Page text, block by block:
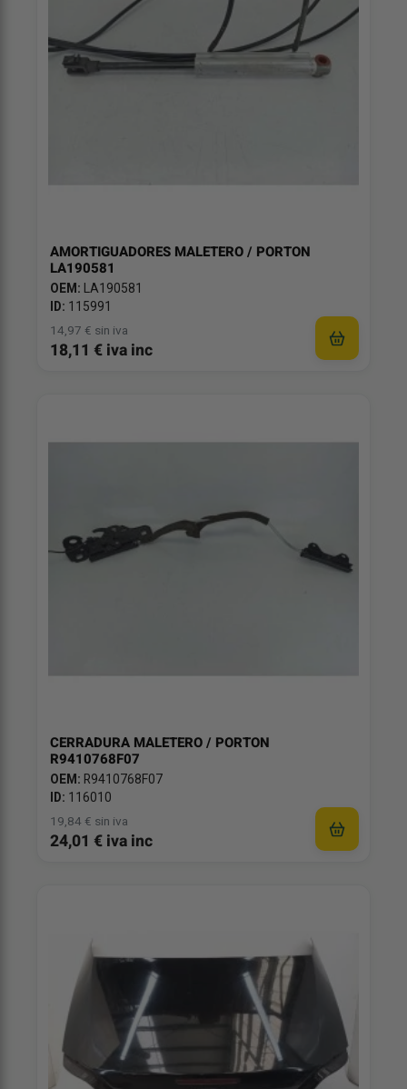
AMORTIGUADORES MALETERO / PORTON
LA190581
OEM: LA190581
ID: 115991
14,97 € sin iva
18,11 € iva inc
CERRADURA MALETERO / PORTON
R9410768F07
OEM: R9410768F07
ID: 116010
19,84 € sin iva
24,01 € iva inc